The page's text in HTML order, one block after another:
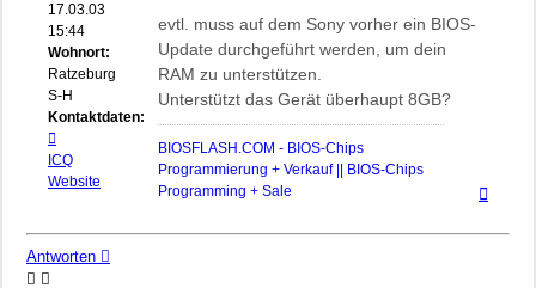
17.03.03
15:44
Wohnort:
Ratzeburg,
S-H
Kontaktdaten:
von
biosflash
ICQ
Website
evtl. muss auf dem Sony vorher ein BIOS-
Update durchgeführt werden, um dein
RAM zu unterstützen.
Unterstützt das Gerät überhaupt 8GB?
BIOSFLASH.COM - BIOS-Chips
Programmierung + Verkauf || BIOS-Chips
Programming + Sale
Antworten